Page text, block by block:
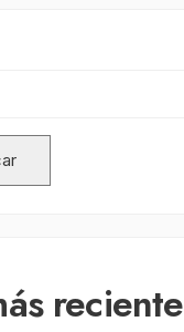
reciente